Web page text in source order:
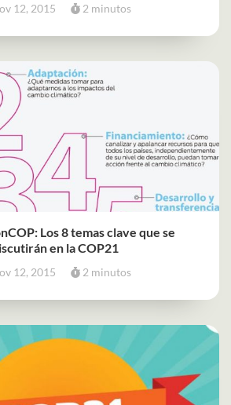
12, 2015 2 minutos
Los 8 temas clave que se
en la COP21
12, 2015 2 minutos